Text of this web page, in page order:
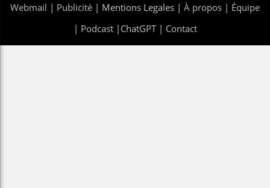
Webmail | Publicité | Mentions Legales | À propos | Équipe
| Podcast| ChatGPT| Contact